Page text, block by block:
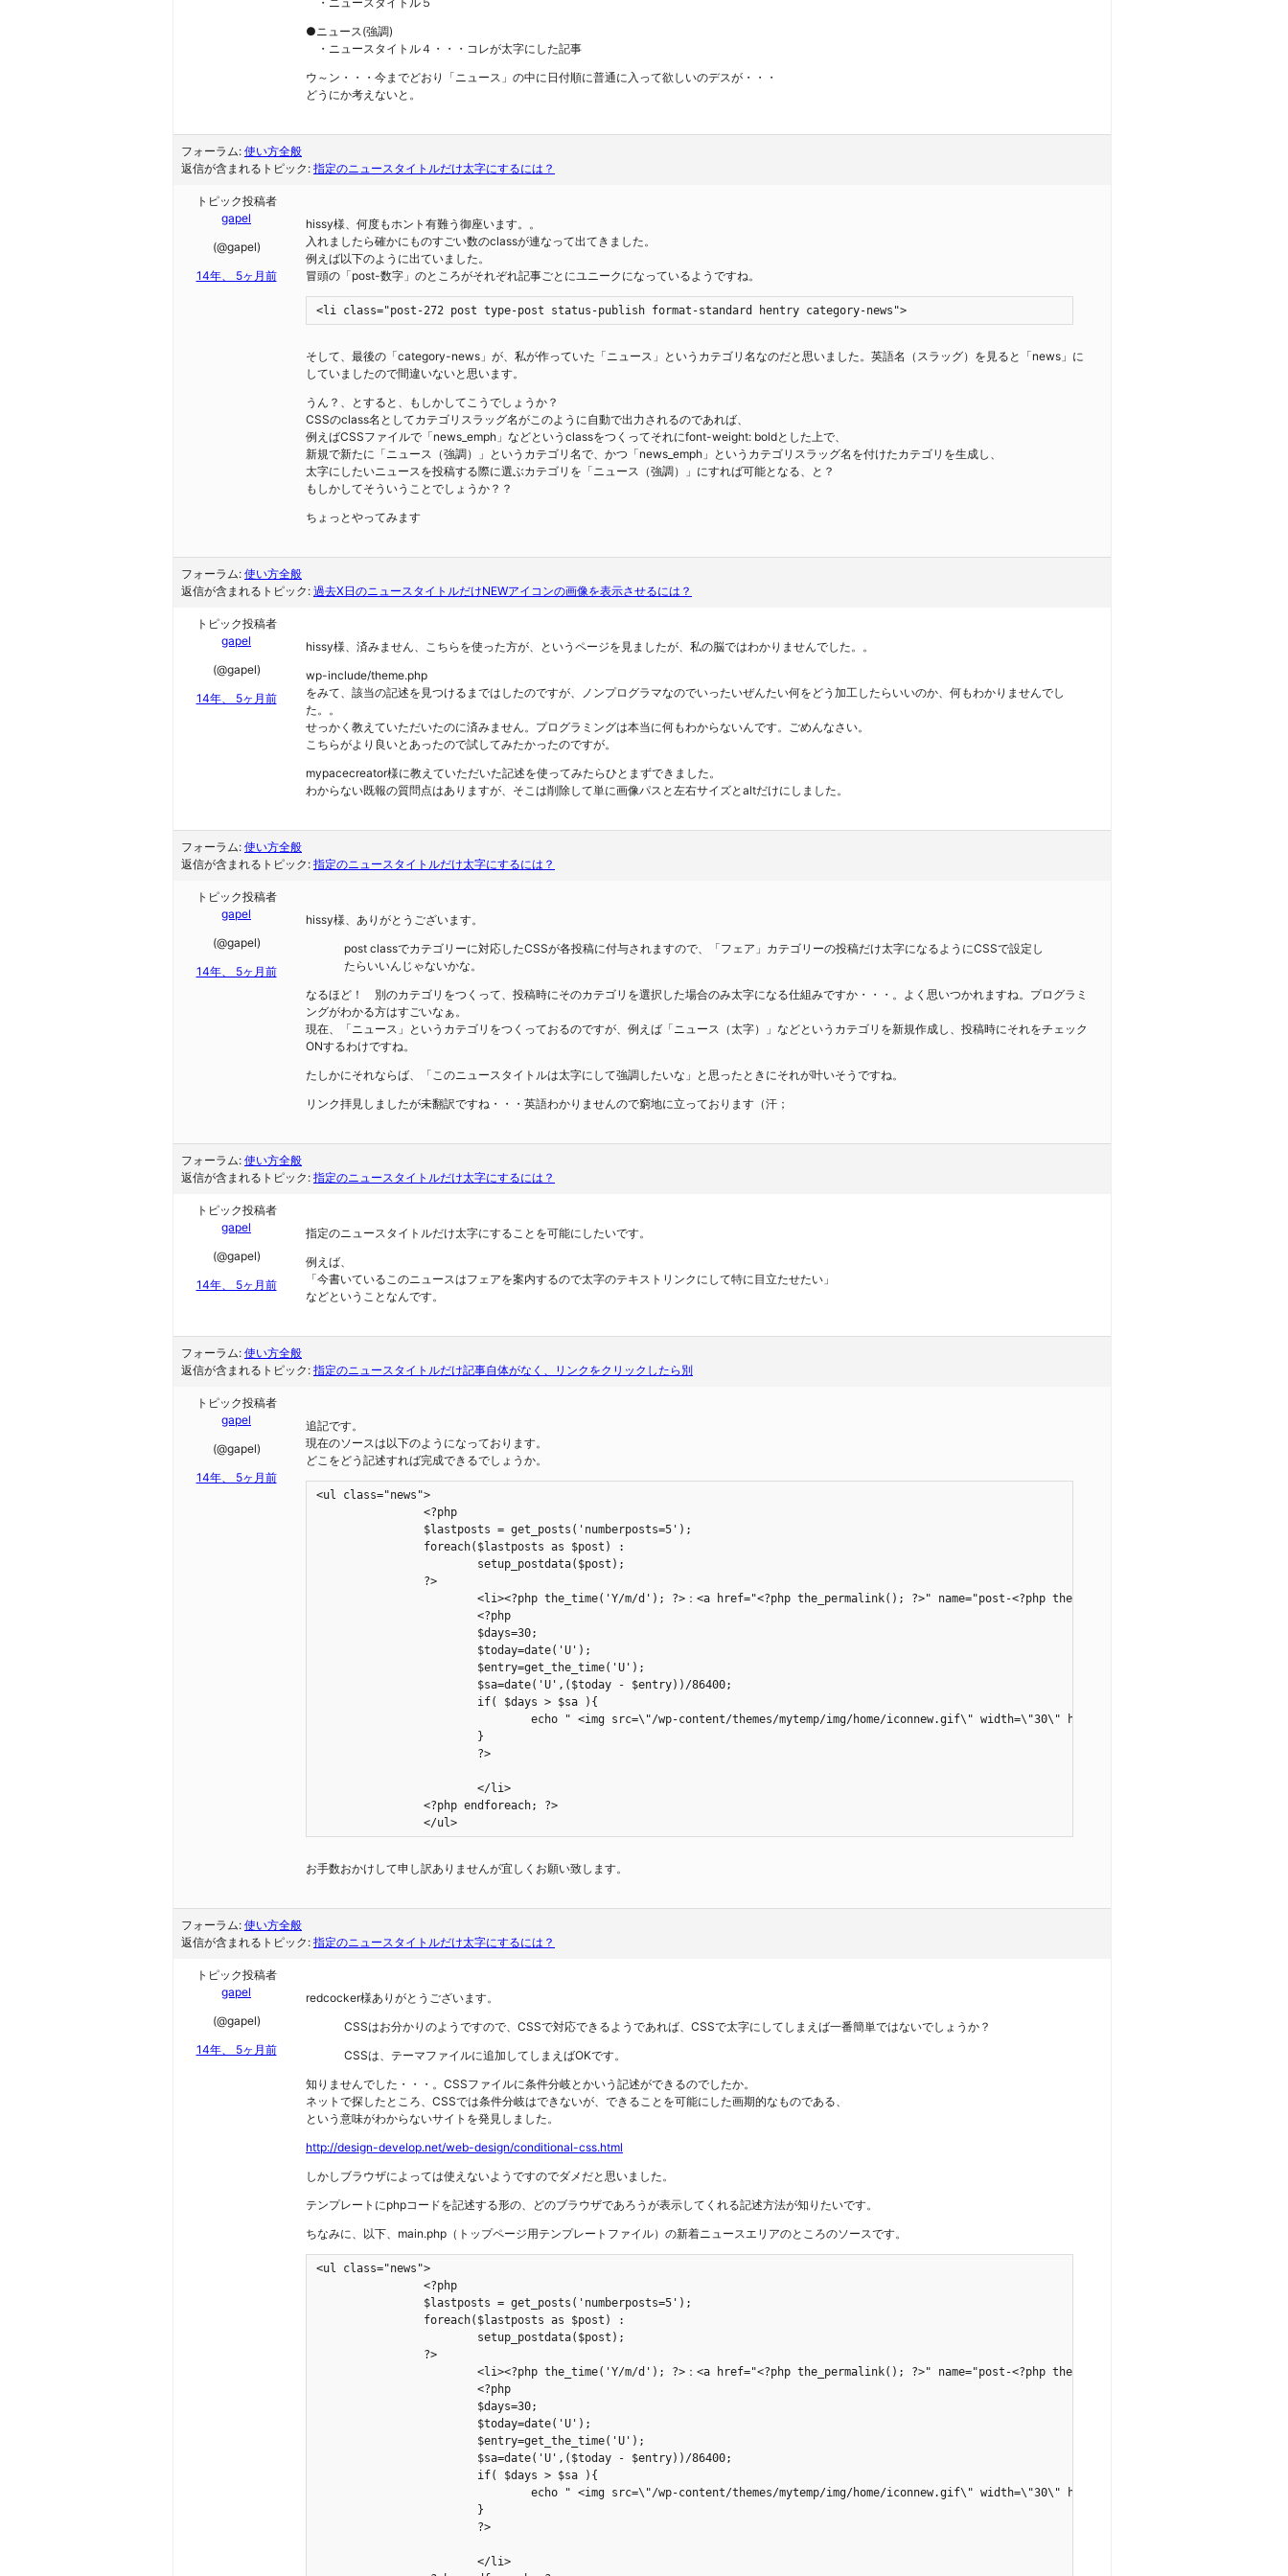
●ニュース(強調)
・ニュースタイトル４・・・コレが太字にした記事
ウ～ン・・・今までどおり「ニュース」の中に日付順に普通に入って欲しいのデスが・・・
どうにか考えないと。
フォーラム: 使い方全般
返信が含まれるトピック: 指定のニュースタイトルだけ太字にするには？
トピック投稿者
gapel
(@gapel)
14年、 5ヶ月前
hissy様、何度もホント有難う御座います。。
入れましたら確かにものすごい数のclassが連なって出てきました。
例えば以下のように出ていました。
冒頭の「post-数字」のところがそれぞれ記事ごとにユニークになっているようですね。
<li class="post-272 post type-post status-publish format-standard hentry category-news">
そして、最後の「category-news」が、私が作っていた「ニュース」というカテゴリ名なのだと思いました。英語名（スラッグ）を見ると「news」に
していましたので間違いないと思います。
うん？、とすると、もしかしてこうでしょうか？
CSSのclass名としてカテゴリスラッグ名がこのように自動で出力されるのであれば、
例えばCSSファイルで「news_emph」などというclassをつくってそれにfont-weight: boldとした上で、
新規で新たに「ニュース（強調）」というカテゴリ名で、かつ「news_emph」というカテゴリスラッグ名を付けたカテゴリを生成し、
太字にしたいニュースを投稿する際に選ぶカテゴリを「ニュース（強調）」にすれば可能となる、と？
もしかしてそういうことでしょうか？？
ちょっとやってみます
フォーラム: 使い方全般
返信が含まれるトピック: 過去X日のニュースタイトルだけNEWアイコンの画像を表示させるには？
トピック投稿者
gapel
(@gapel)
14年、 5ヶ月前
hissy様、済みません、こちらを使った方が、というページを見ましたが、私の脳ではわかりませんでした。。
wp-include/theme.php
をみて、該当の記述を見つけるまではしたのですが、ノンプログラマなのでいったいぜんたい何をどう加工したらいいのか、何もわかりませんでし
た。。
せっかく教えていただいたのに済みません。プログラミングは本当に何もわからないんです。ごめんなさい。
こちらがより良いとあったので試してみたかったのですが。
mypacecreator様に教えていただいた記述を使ってみたらひとまずできました。
わからない既報の質問点はありますが、そこは削除して単に画像パスと左右サイズとaltだけにしました。
フォーラム: 使い方全般
返信が含まれるトピック: 指定のニュースタイトルだけ太字にするには？
トピック投稿者
gapel
(@gapel)
14年、 5ヶ月前
hissy様、ありがとうございます。
post classでカテゴリーに対応したCSSが各投稿に付与されますので、「フェア」カテゴリーの投稿だけ太字になるようにCSSで設定し
たらいいんじゃないかな。
なるほど！ 別のカテゴリをつくって、投稿時にそのカテゴリを選択した場合のみ太字になる仕組みですか・・・。よく思いつかれますね。プログラミ
ングがわかる方はすごいなぁ。
現在、「ニュース」というカテゴリをつくっておるのですが、例えば「ニュース（太字）」などというカテゴリを新規作成し、投稿時にそれをチェック
ONするわけですね。
たしかにそれならば、「このニュースタイトルは太字にして強調したいな」と思ったときにそれが叶いそうですね。
リンク拝見しましたが未翻訳ですね・・・英語わかりませんので窮地に立っております（汗；
フォーラム: 使い方全般
返信が含まれるトピック: 指定のニュースタイトルだけ太字にするには？
トピック投稿者
gapel
(@gapel)
14年、 5ヶ月前
指定のニュースタイトルだけ太字にすることを可能にしたいです。
例えば、
「今書いているこのニュースはフェアを案内するので太字のテキストリンクにして特に目立たせたい」
などということなんです。
フォーラム: 使い方全般
返信が含まれるトピック: 指定のニュースタイトルだけ記事自体がなく、リンクをクリックしたら別
トピック投稿者
gapel
(@gapel)
14年、 5ヶ月前
追記です。
現在のソースは以下のようになっております。
どこをどう記述すれば完成できるでしょうか。
<ul class="news">
		</ul>
お手数おかけして申し訳ありませんが宜しくお願い致します。
フォーラム: 使い方全般
返信が含まれるトピック: 指定のニュースタイトルだけ太字にするには？
トピック投稿者
gapel
(@gapel)
14年、 5ヶ月前
redcocker様ありがとうございます。
CSSはお分かりのようですので、CSSで対応できるようであれば、CSSで太字にしてしまえば一番簡単ではないでしょうか？
CSSは、テーマファイルに追加してしまえばOKです。
知りませんでした・・・。CSSファイルに条件分岐とかいう記述ができるのでしたか。
ネットで探したところ、CSSでは条件分岐はできないが、できることを可能にした画期的なものである、
という意味がわからないサイトを発見しました。
http://design-develop.net/web-design/conditional-css.html
しかしブラウザによっては使えないようですのでダメだと思いました。
テンプレートにphpコードを記述する形の、どのブラウザであろうが表示してくれる記述方法が知りたいです。
ちなみに、以下、main.php（トップページ用テンプレートファイル）の新着ニュースエリアのところのソースです。
<ul class="news">